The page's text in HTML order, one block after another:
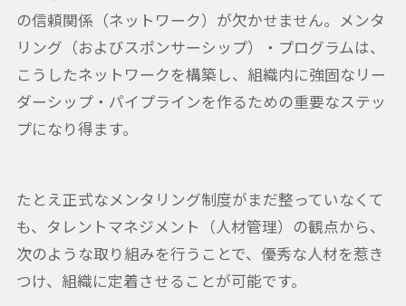
の信頼関係（ネットワーク）が欠かせません。メンタ
リング（およびスポンサーシップ）・プログラムは、
こうしたネットワークを構築し、組織内に強固なリー
ダーシップ・パイプラインを作るための重要なステッ
プになり得ます。
たとえ正式なメンタリング制度がまだ整っていなくて
も、タレントマネジメント（人材管理）の観点から、
次のような取り組みを行うことで、優秀な人材を惹き
つけ、組織に定着させることが可能です。